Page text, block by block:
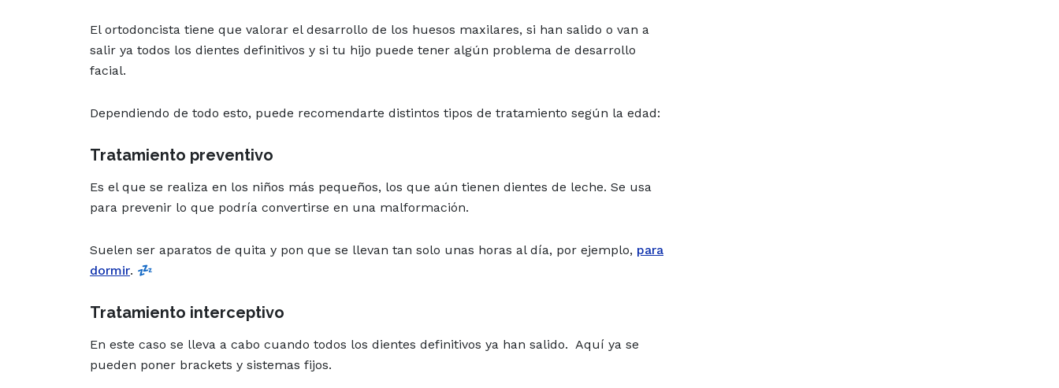
El ortodoncista tiene que valorar el desarrollo de los huesos maxilares, si han salido o van a
salir ya todos los dientes definitivos y si tu hijo puede tener algún problema de desarrollo
facial.
Dependiendo de todo esto, puede recomendarte distintos tipos de tratamiento según la edad:
Tratamiento preventivo
Es el que se realiza en los niños más pequeños, los que aún tienen dientes de leche. Se usa
para prevenir lo que podría convertirse en una malformación.
Suelen ser aparatos de quita y pon que se llevan tan solo unas horas al día, por ejemplo, para
dormir. 💤
Tratamiento interceptivo
En este caso se lleva a cabo cuando todos los dientes definitivos ya han salido. Aquí ya se
pueden poner brackets y sistemas fijos.